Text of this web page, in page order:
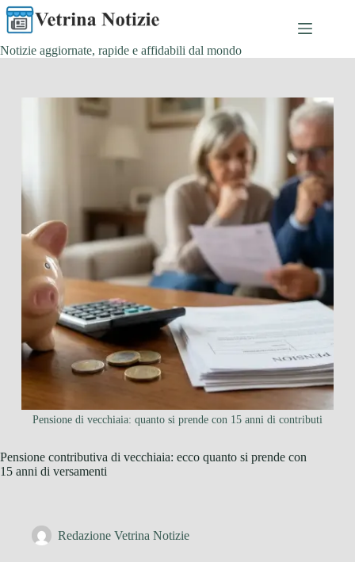
Salta
al
contenuto
Notizie aggiornate, rapide e affidabili dal mondo
Pensione di vecchiaia: quanto si prende con 15 anni di contributi
Pensione contributiva di vecchiaia: ecco quanto si prende con
15 anni di versamenti
Redazione Vetrina Notizie